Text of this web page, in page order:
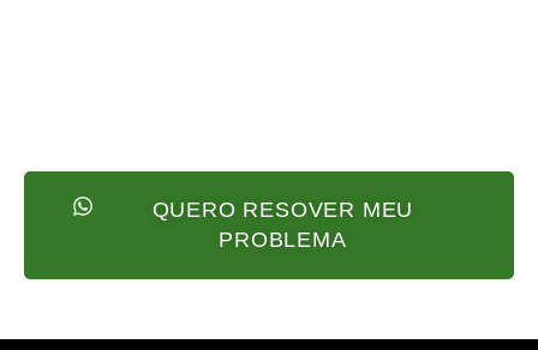
QUERO RESOVER MEU
PROBLEMA